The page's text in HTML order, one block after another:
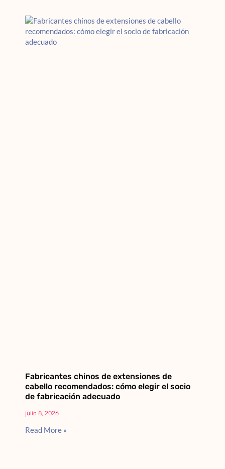
Fabricantes chinos de extensiones de
cabello recomendados: cómo elegir el socio
de fabricación adecuado
julio 8, 2026
Read More »